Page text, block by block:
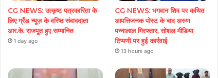
CG NEWS: उत्कृष्ट पत्रकारिता के
लिए ग्रैंड न्यूज़ के वरिष्ठ संवाददाता
आर.के. राजपूत हुए सम्मानित
1 day ago
CG NEWS: भगवान शिव पर कथित
आपत्तिजनक पोस्ट के बाद अरुण
पन्नालाल गिरफ्तार, सोशल मीडिया
टिप्पणी पर हुई कार्रवाई
13 hours ago